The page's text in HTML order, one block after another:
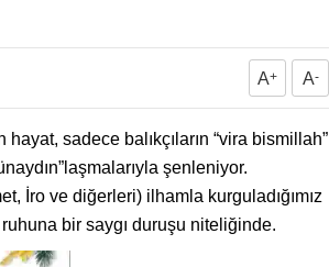
A+ A-
sadece balıkçıların “vira bismillah”
şenleniyor.
İro ve diğerleri) ilhamla kurguladığımız
bir saygı duruşu niteliğinde.